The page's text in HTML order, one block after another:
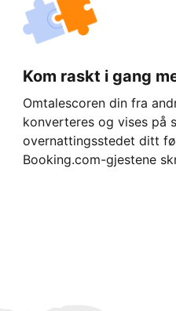
Kom raskt i gang
Omtalescoren din fra
konverteres og vises på
overnattingsstedet ditt
Booking.com-gjestene